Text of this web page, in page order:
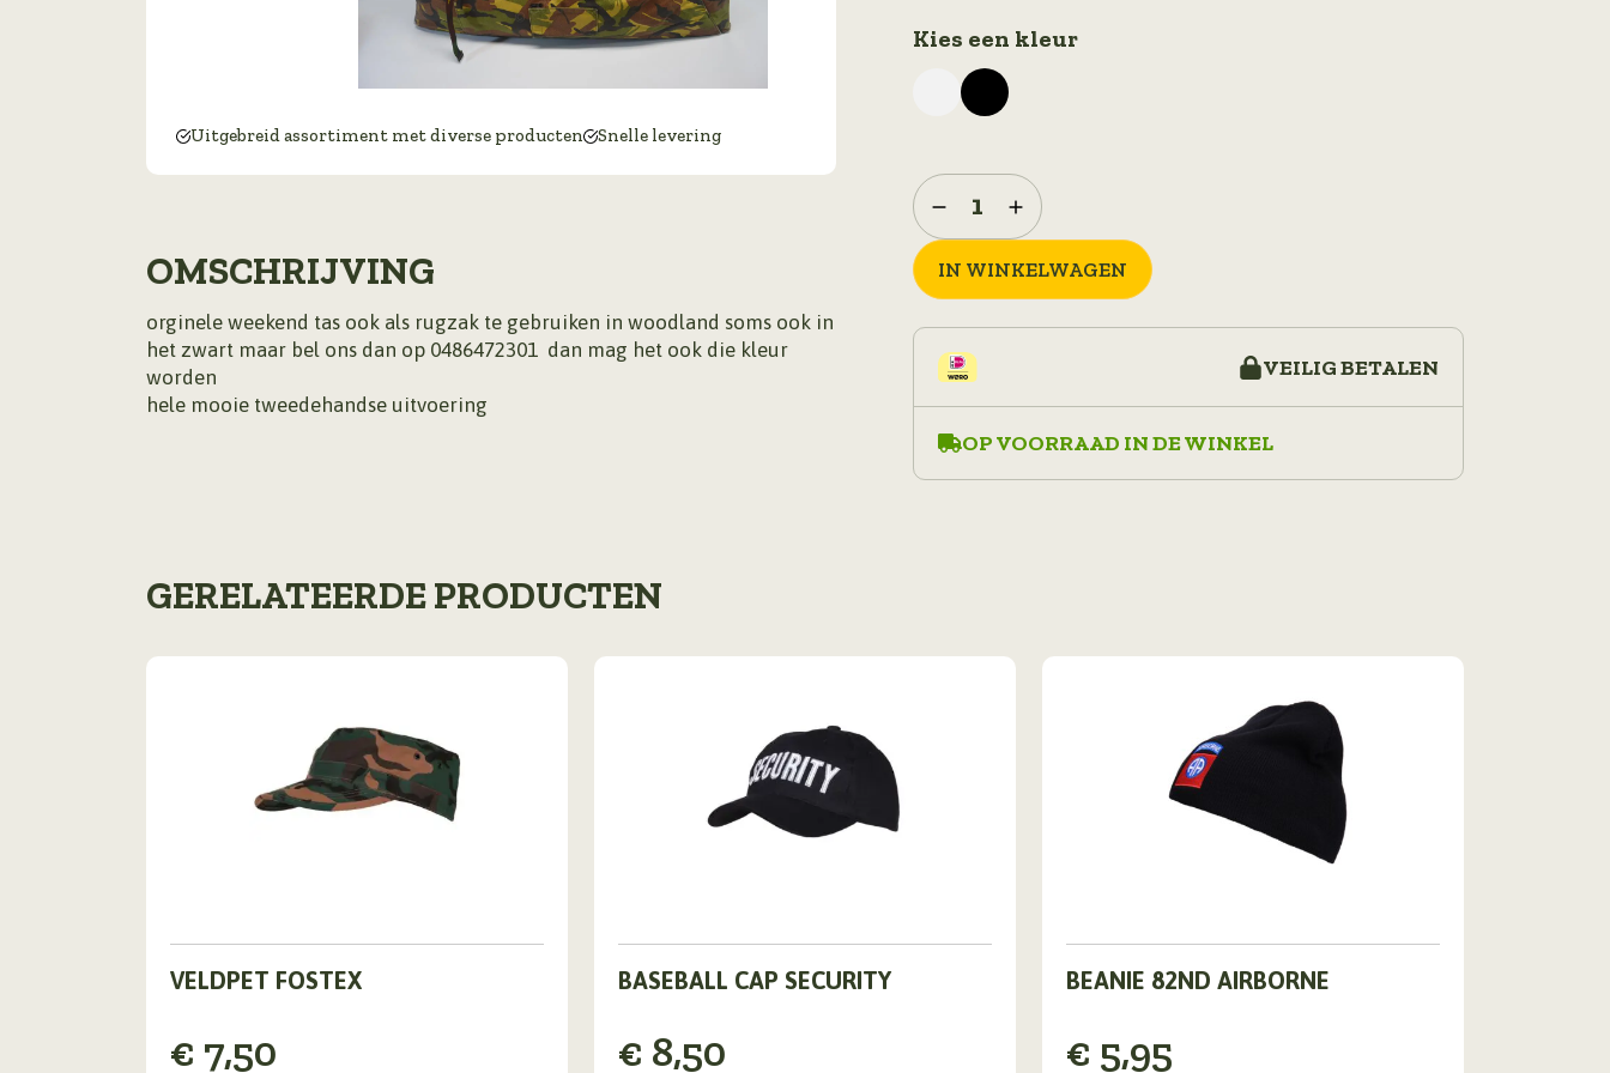
Uitgebreid assortiment met diverse producten Snelle levering
Kies een kleur
weekends
tas
orgineel
ook
als
rugzak
aantal
IN WINKELWAGEN
VEILIG BETALEN
OP VOORRAAD IN DE WINKEL
OMSCHRIJVING
orginele weekend tas ook als rugzak te gebruiken in woodland soms ook in
het zwart maar bel ons dan op 0486472301 dan mag het ook die kleur
worden
hele mooie tweedehandse uitvoering
GERELATEERDE PRODUCTEN
VELDPET FOSTEX
€ 7,50
product
meerdere
variaties.
BASEBALL CAP SECURITY
€ 8,50
BEANIE 82ND AIRBORNE
€ 5,95
product
meerdere
variaties.